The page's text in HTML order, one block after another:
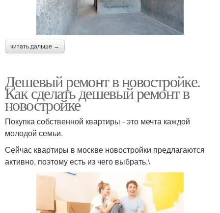
читать дальше →
Дешевый ремонт в новостройке.
Как сделать дешевый ремонт в
новостройке
Покупка собственной квартиры - это мечта каждой
молодой семьи.
Сейчас квартиры в москве новостройки предлагаются
активно, поэтому есть из чего выбрать.\